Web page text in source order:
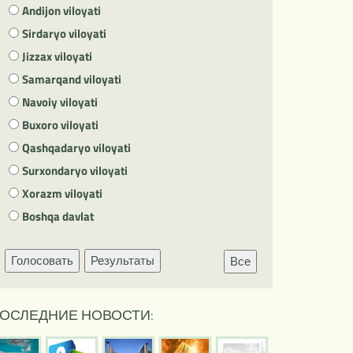
Andijon viloyati
Sirdaryo viloyati
Jizzax viloyati
Samarqand viloyati
Navoiy viloyati
Buxoro viloyati
Qashqadaryo viloyati
Surxondaryo viloyati
Xorazm viloyati
Boshqa davlat
Голосовать Результаты Все
НОВОСТИ: